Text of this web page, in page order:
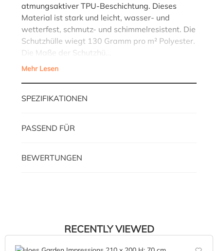
atmungsaktiver TPU-Beschichtung. Dieses
Material ist stark und leicht, wasser- und
wetterfest, schmutz- und schimmelresistent. Die
Schutzhülle wiegt 130 Gramm pro m² Polyester.
Die Maße der Schutzhü…
Mehr Lesen
SPEZIFIKATIONEN
PASSEND FÜR
BEWERTUNGEN
RECENTLY VIEWED